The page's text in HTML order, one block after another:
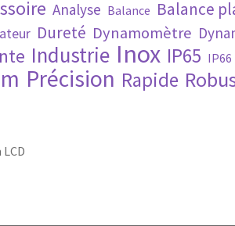
Analyse Balance Balance
Dureté Dynamomètre
Industrie Inox IP65 IP66
Précision Rapide